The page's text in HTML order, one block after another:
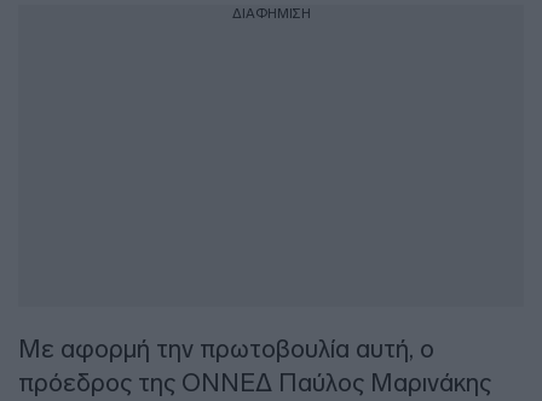
ΔΙΑΦΗΜΙΣΗ
Με αφορμή την πρωτοβουλία αυτή, ο
πρόεδρος της ΟΝΝΕΔ Παύλος Μαρινάκης